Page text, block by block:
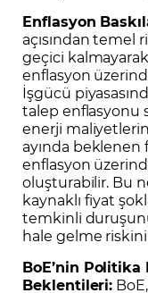
Enflasyon
açısından temel
geçici
enflasyon
İşgücü
talep enflasyonu
enerji
ayında beklenen
enflasyon
oluşturabilir. Bu
kaynaklı fiyat
temkinli
hale gelme
BoE’nin
Beklentileri: